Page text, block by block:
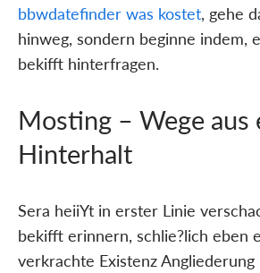
bbwdatefinder was kostet, gehe
hinweg, sondern beginne indem,
bekifft hinterfragen.
Mosting – Wege aus
Hinterhalt
Sera heiiYt in erster Linie
bekifft erinnern, schlie?lich eben
verkrachte Existenz